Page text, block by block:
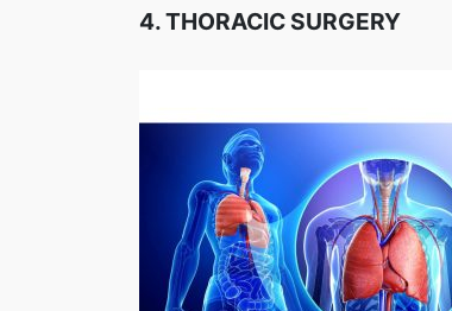
4. THORACIC SURGERY